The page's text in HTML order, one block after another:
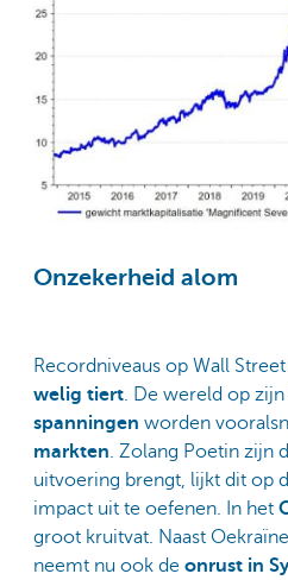
Onzekerheid alom
Recordniveaus op Wall
welig tiert. De wereld op zijn
spanningen worden
markten. Zolang Poetin zijn
uitvoering brengt, lijkt dit op
impact uit te oefenen. In het
groot kruitvat. Naast
neemt nu ook de onrust in